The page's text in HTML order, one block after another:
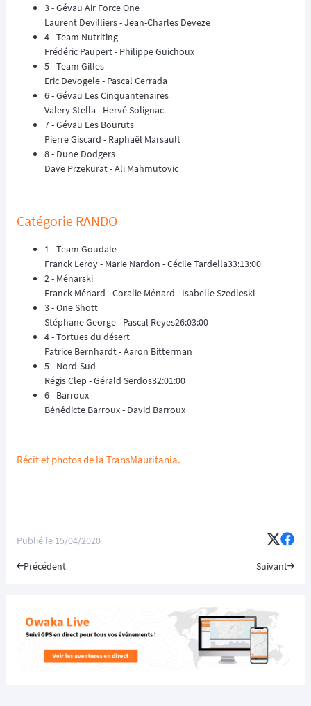
3 - Gévau Air Force One
Laurent Devilliers - Jean-Charles Deveze
4 - Team Nutriting
Frédéric Paupert - Philippe Guichoux
5 - Team Gilles
Eric Devogele - Pascal Cerrada
6 - Gévau Les Cinquantenaires
Valery Stella - Hervé Solignac
7 - Gévau Les Bouruts
Pierre Giscard - Raphaël Marsault
8 - Dune Dodgers
Dave Przekurat - Ali Mahmutovic
Catégorie RANDO
1 - Team Goudale
Franck Leroy - Marie Nardon - Cécile Tardella33:13:00
2 - Ménarski
Franck Ménard - Coralie Ménard - Isabelle Szedleski
3 - One Shott
Stéphane George - Pascal Reyes26:03:00
4 - Tortues du désert
Patrice Bernhardt - Aaron Bitterman
5 - Nord-Sud
Régis Clep - Gérald Serdos32:01:00
6 - Barroux
Bénédicte Barroux - David Barroux
Récit et photos de la TransMauritania.
Publié le 15/04/2020
Précédent Suivant